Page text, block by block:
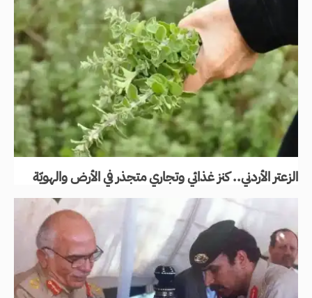
الزعتر الأردني.. كنز غذائي وتجاري متجذر في الأرض والهويّة